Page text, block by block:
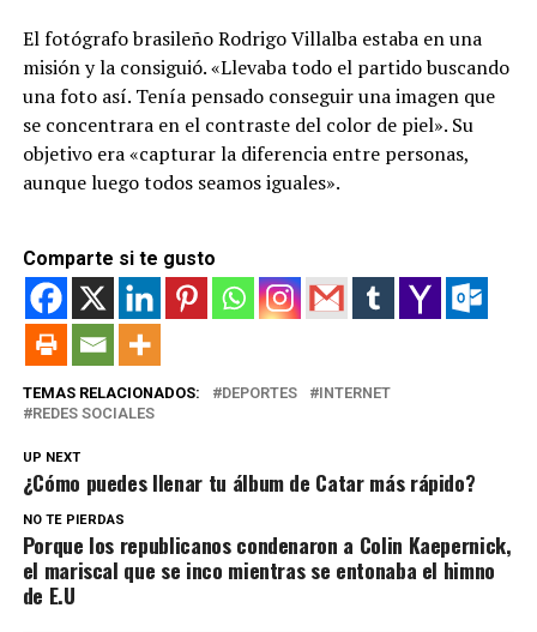
El fotógrafo brasileño Rodrigo Villalba estaba en una
misión y la consiguió. «Llevaba todo el partido buscando
una foto así. Tenía pensado conseguir una imagen que
se concentrara en el contraste del color de piel». Su
objetivo era «capturar la diferencia entre personas,
aunque luego todos seamos iguales».
Comparte si te gusto
TEMAS RELACIONADOS: DEPORTES
INTERNET
REDES SOCIALES
UP NEXT
¿Cómo puedes llenar tu álbum de Catar más rápido?
NO TE PIERDAS
Porque los republicanos condenaron a Colin Kaepernick,
el mariscal que se inco mientras se entonaba el himno
de E.U